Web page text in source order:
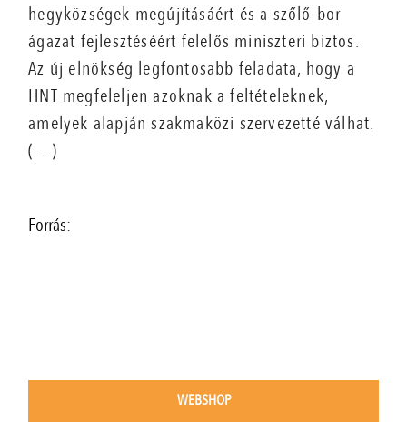
hegyközségek megújításáért és a szőlő-bor
ágazat fejlesztéséért felelős miniszteri biztos.
Az új elnökség legfontosabb feladata, hogy a
HNT megfeleljen azoknak a feltételeknek,
amelyek alapján szakmaközi szervezetté válhat.
(…)
Forrás:
WEBSHOP